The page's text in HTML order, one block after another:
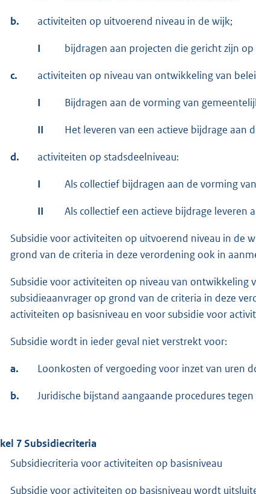
b. activiteiten op uitvoerend niveau in de wijk;
I bijdragen aan projecten die gericht zijn
c. activiteiten op niveau van ontwikkeling van
I Bijdragen aan de vorming van
II Het leveren van een actieve bijdrage aan
d. activiteiten op stadsdeelniveau:
I Als collectief bijdragen aan de vorming
II Als collectief een actieve bijdrage leveren
Subsidie voor activiteiten op uitvoerend niveau in de
grond van de criteria in deze verordening ook in
Subsidie voor activiteiten op niveau van ontwikkeling
subsidieaanvrager op grond van de criteria in deze
activiteiten op basisniveau en voor subsidie voor
Subsidie wordt in ieder geval niet verstrekt voor:
a. Loonkosten of vergoeding voor inzet van uren
b. Juridische bijstand aangaande procedures
7 Subsidiecriteria
Subsidiecriteria voor activiteiten op basisniveau
Subsidie voor activiteiten op basisniveau wordt